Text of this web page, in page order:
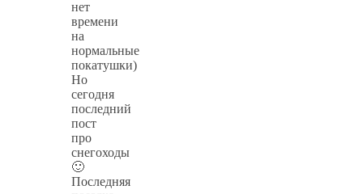
нет
времени
на
нормальные
покатушки)
Но
сегодня
последний
пост
про
снегоходы
🙂
Последняя